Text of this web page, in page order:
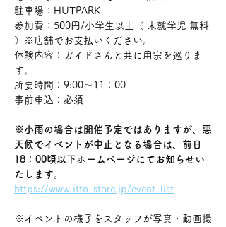
駐車場：HUTPARK
参加費：500円/小学生以上（ 未就学児 無料
）※店舗でお支払いください。
体験内容：ガイドさんと共に用宗を巡りま
す。
所要時間：9:00～11：00
事前申込：必須
※小雨の場合は開催予定ではありますが、悪
天候でイベントが中止となる場合は、前日
18：00頃以下ホームページにてお知らせい
たします。
https://www.itto-store.jp/event-list
※イベントの様子をスタッフが写真・動画撮